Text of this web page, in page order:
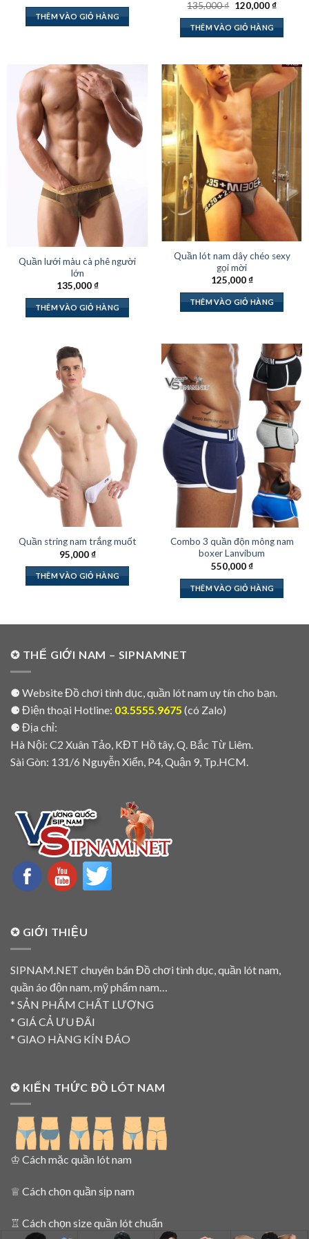
là:
239,000 ₫.
199,000 ₫.
THÊM VÀO GIỎ HÀNG
135,000₫ Giá
là:
135,000 ₫.
120,000₫Giá
THÊM VÀO GIỎ HÀNG
Quần lưới màu cà phê người
lớn
135,000₫
THÊM VÀO GIỎ HÀNG
Quần lót nam dây chéo sexy
gọi mời
125,000₫
THÊM VÀO GIỎ HÀNG
Quần string nam trắng muốt
95,000₫
THÊM VÀO GIỎ HÀNG
Combo 3 quần độn mông nam
boxer Lanvibum
550,000₫
THÊM VÀO GIỎ HÀNG
✪ THẾ GIỚI NAM – SIPNAMNET
⚈ Website Đồ chơi tình dục, quần lót nam uy tín cho bạn.
⚈ Điện thoại Hotline: 03.5555.9675 (có Zalo)
⚈ Địa chỉ:
Hà Nội: C2 Xuân Tảo, KĐT Hồ tây, Q. Bắc Từ Liêm.
Sài Gòn: 131/6 Nguyễn Xiển, P4, Quận 9, Tp.HCM.
✪ GIỚI THIỆU
SIPNAM.NET chuyên bán Đồ chơi tình dục, quần lót nam,
quần áo độn nam, mỹ phẩm nam…
* SẢN PHẨM CHẤT LƯỢNG
* GIÁ CẢ ƯU ĐÃI
* GIAO HÀNG KÍN ĐÁO
✪ KIẾN THỨC ĐỒ LÓT NAM
♔ Cách mặc quần lót nam
♕ Cách chọn quần sịp nam
♖ Cách chọn size quần lót chuẩn